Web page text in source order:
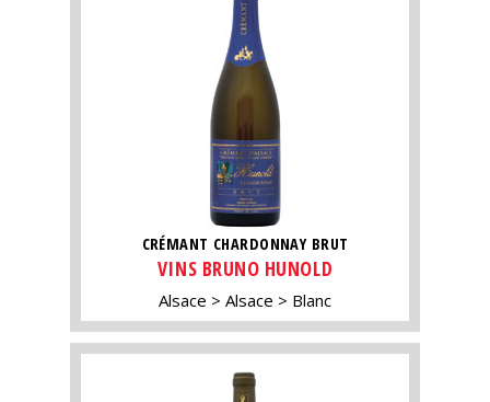
CRÉMANT CHARDONNAY BRUT
VINS BRUNO HUNOLD
Alsace Alsace Blanc